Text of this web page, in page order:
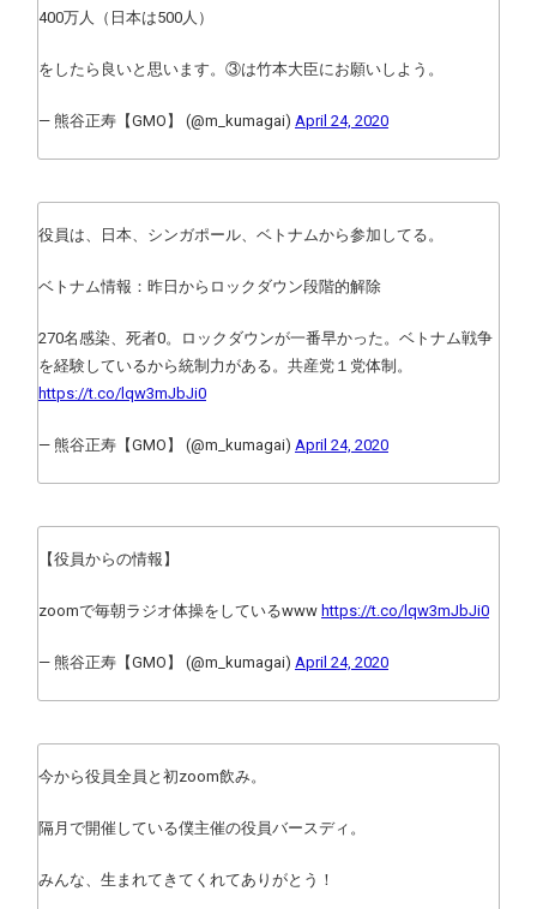
400万人（日本は500人）
をしたら良いと思います。③は竹本大臣にお願いしよう。
— 熊谷正寿【GMO】 (@m_kumagai) April 24, 2020
役員は、日本、シンガポール、ベトナムから参加してる。
ベトナム情報：昨日からロックダウン段階的解除
270名感染、死者0。ロックダウンが一番早かった。ベトナム戦争
を経験しているから統制力がある。共産党１党体制。
https://t.co/lqw3mJbJi0
— 熊谷正寿【GMO】 (@m_kumagai) April 24, 2020
【役員からの情報】
zoomで毎朝ラジオ体操をしているwww https://t.co/lqw3mJbJi0
— 熊谷正寿【GMO】 (@m_kumagai) April 24, 2020
今から役員全員と初zoom飲み。
隔月で開催している僕主催の役員バースディ。
みんな、生まれてきてくれてありがとう！